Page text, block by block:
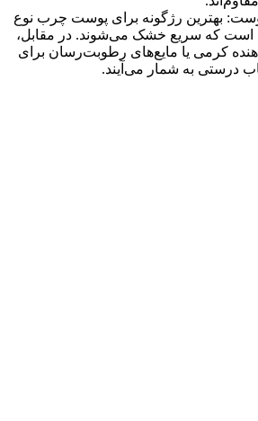
بهترین رژگونه برای پوست چرب نوع
است که سریع خشک می‌شوند. در مقابل،
کرمی یا مایع‌های رطوبت‌رسان برای
درستی به شمار می‌آیند.